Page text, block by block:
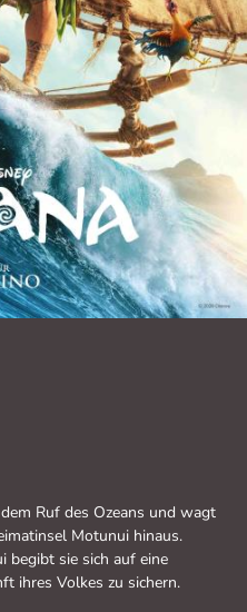
Ruf des Ozeans und wagt
Motunui hinaus.
begibt sie sich auf eine
ihres Volkes zu sichern.